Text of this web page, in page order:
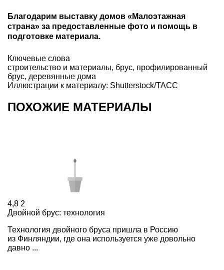
Благодарим выставку домов «Малоэтажная
страна» за предоставленные фото и помощь в
подготовке материала.
Ключевые слова
строительство и материалы, брус, профилированный
брус, деревянные дома
Иллюстрации к материалу: Shutterstock/ТАСС
ПОХОЖИЕ МАТЕРИАЛЫ
4,8 2
Двойной брус: технология
Технология двойного бруса пришла в Россию
из Финляндии, где она используется уже довольно
давно ...